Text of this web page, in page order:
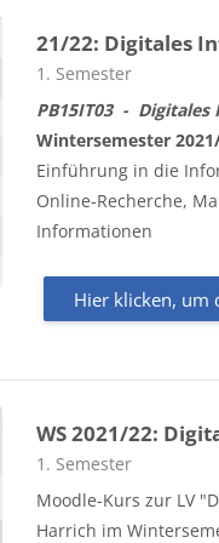
21/22: Digitales
Kursbereich
1. Semester
PB15IT03- Digitales
Wintersemester
Einführung in die
Online-Recherche,
Informationen
Hier klicken, um
WS 2021/22:
Kursbereich
1. Semester
Moodle-Kurs zur LV
Harrich im